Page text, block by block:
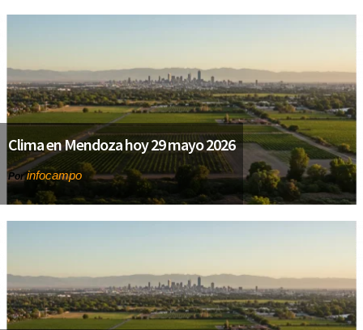
Clima en Mendoza hoy 29 mayo 2026
Porinfocampo